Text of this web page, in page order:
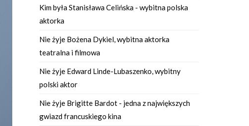
Kim była Stanisława Celińska - wybitna polska
aktorka
Nie żyje Bożena Dykiel, wybitna aktorka
teatralna i filmowa
Nie żyje Edward Linde-Lubaszenko, wybitny
polski aktor
Nie żyje Brigitte Bardot - jedna z największych
gwiazd francuskiego kina